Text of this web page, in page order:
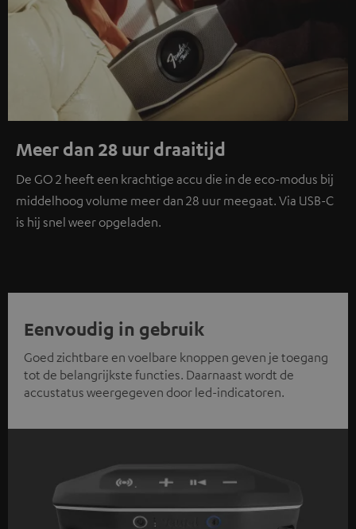
Meer dan 28 uur draaitijd
De GO 2 heeft een krachtige accu die in de eco-modus bij
middelhoog volume meer dan 28 uur meegaat. Via USB-C
is hij snel weer opgeladen.
Eenvoudig in gebruik
Goed zichtbare en voelbare knoppen geven je toegang
tot de belangrijkste functies. Daarnaast wordt de
accustatus weergegeven door led-indicatoren.